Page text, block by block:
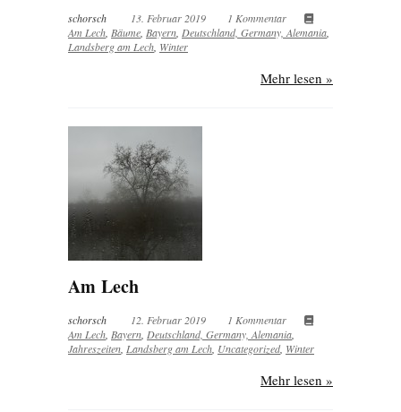
schorsch 13. Februar 2019
1 Kommentar
Am Lech Bäume Bayern Deutschland, Germany, Alemania
Landsberg am Lech Winter
Mehr lesen »
Am Lech
schorsch 12. Februar 2019
1 Kommentar
Am Lech Bayern Deutschland, Germany, Alemania
Jahreszeiten Landsberg am Lech Uncategorized, Winter
Mehr lesen »